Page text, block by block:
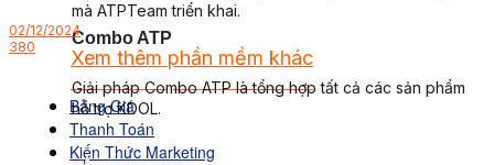
mà ATPTeam triển khai.
Xem thêm phần mềm khác
Xem thêm phần mềm khác
Bảng Giá
Thanh Toán
Kiến Thức Marketing
Combo ATP
Giải pháp Combo ATP là tổng hợp tất cả các sản phẩm
hỗ trợ KDOL.
02/12/2024
380